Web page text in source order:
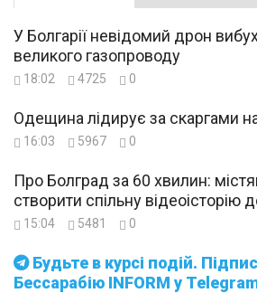
Будьте в курсі подій. Підписуйтесь на
Бессарабію INFORM у
У Болгарії невідомий дрон
великого газопроводу
18:02 4725 0
Одещина лідирує за скаргами
16:03 5967 0
Про Болград за 60 хвилин:
створити спільну відеоісторію
15:04 5481 0